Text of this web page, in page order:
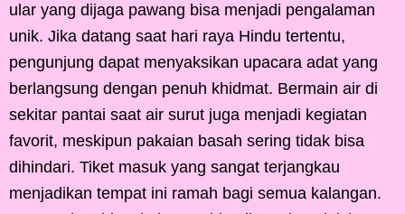
ular yang dijaga pawang bisa menjadi pengalaman
unik. Jika datang saat hari raya Hindu tertentu,
pengunjung dapat menyaksikan upacara adat yang
berlangsung dengan penuh khidmat. Bermain air di
sekitar pantai saat air surut juga menjadi kegiatan
favorit, meskipun pakaian basah sering tidak bisa
dihindari. Tiket masuk yang sangat terjangkau
menjadikan tempat ini ramah bagi semua kalangan.